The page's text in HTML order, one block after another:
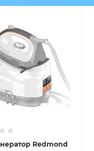
Redmond